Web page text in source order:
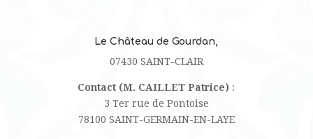
Le Château de Gourdan,
07430 SAINT-CLAIR
Contact (M. CAILLET Patrice) :
3 Ter rue de Pontoise
78100 SAINT-GERMAIN-EN-LAYE